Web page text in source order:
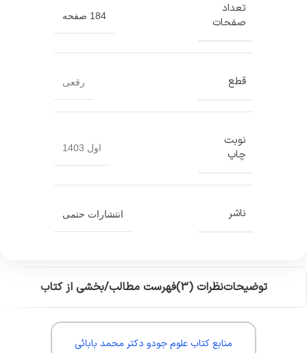
تعداد
صفحات
184 صفحه
قطع رقعی
نوبت
چاپ
اول 1403
ناشر انتشارات حتمی
توضیحاتنظرات (3) فهرست مطالب/بخشی از کتاب
منابع کتاب علوم جودو دکتر محمد بابائی